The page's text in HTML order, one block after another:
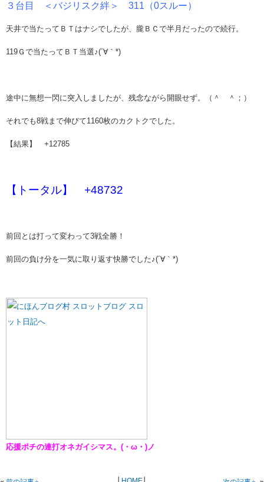
３台目 ＜バジリスク絆＞ 311（0スルー）
天井で当たってＢＴはナシでしたが、朧ＢＣで半月だったので続行。
119Ｇで当たってＢＴ当選♪(´∀｀*)
途中に無想一閃に突入しましたが、残念ながら開眼せず。（＾ ＾；）
それでも8戦まで伸びて1160枚のカクトクでした。
【結果】 +12785
【トータル】 +48732
前回とは打って変わって3戦全勝！
前回の負け分を一気に取り返す快勝でした♪(´∀｀*)
応援ポチの連打オネガイシマス。(・ω・)ノ